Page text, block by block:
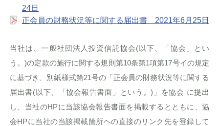
24日
正会員の財務状況等に関する届出書 2021年6月25日
当社は、一般社団法人投資信託協会(以下、「協会」とい
う。)の定款の施行に関する規則第10条第1項第17号イの規定
に基づき、別紙様式第21号の「正会員の財務状況等に関する
届出書(以下、「協会報告書面」という。)」を協会 に提出
し、当社のHPに当該協会報告書面を掲載するとともに、協
会HPに当社の当該掲載箇所ヘの直接のリンク先を登録して